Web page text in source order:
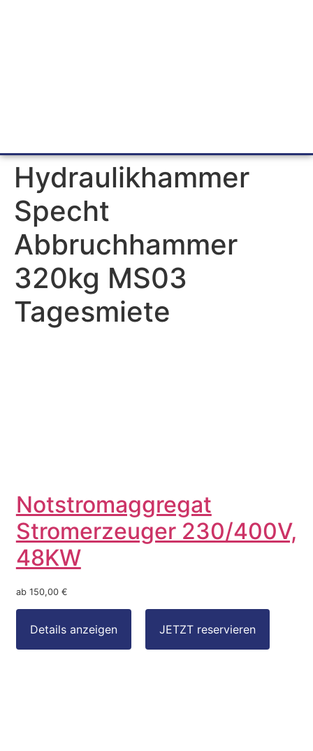
Hydraulikhammer
Specht
Abbruchhammer
320kg MS03
Tagesmiete
Notstromaggregat
Stromerzeuger 230/400V,
48KW
ab 150,00 €